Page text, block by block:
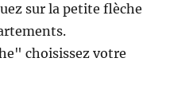
sur la petite flèche
choisissez votre